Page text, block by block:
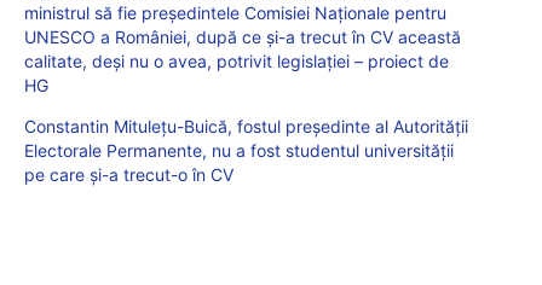
ministrul să fie președintele Comisiei Naționale pentru
UNESCO a României, după ce și-a trecut în CV această
calitate, deși nu o avea, potrivit legislației – proiect de
HG
Constantin Mitulețu-Buică, fostul președinte al Autorității
Electorale Permanente, nu a fost studentul universității
pe care și-a trecut-o în CV